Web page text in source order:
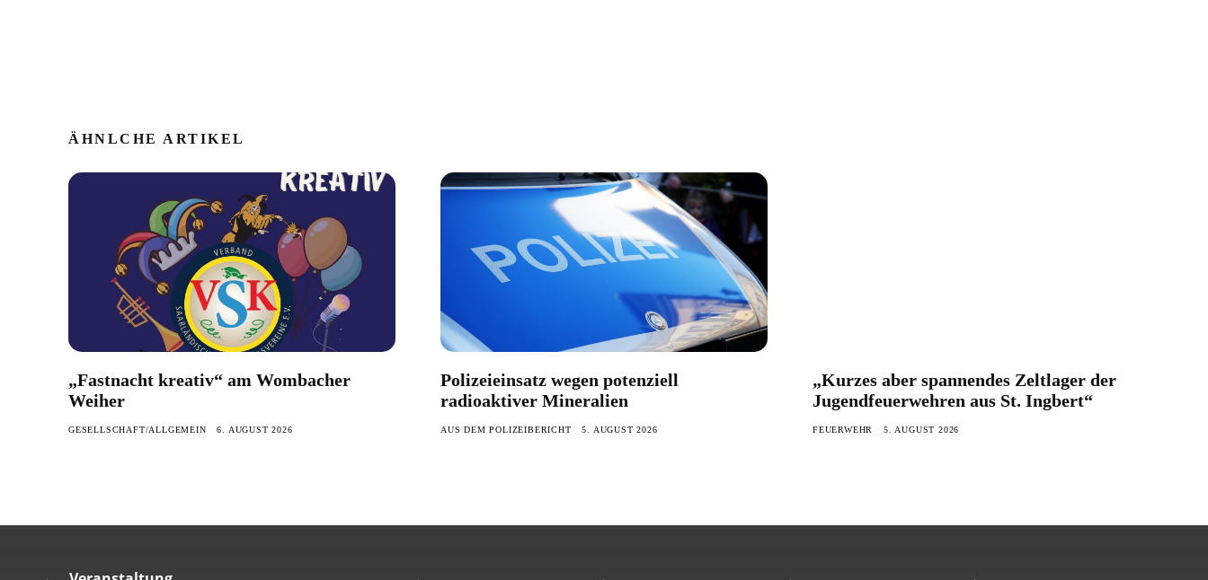
ÄHNLCHE ARTIKEL
„Fastnacht kreativ“ am Wombacher
Weiher
GESELLSCHAFT/ALLGEMEIN 6. AUGUST 2026
Polizeieinsatz wegen potenziell
radioaktiver Mineralien
AUS DEM POLIZEIBERICHT 5. AUGUST 2026
„Kurzes aber spannendes Zeltlager der
Jugendfeuerwehren aus St. Ingbert“
FEUERWEHR 5. AUGUST 2026